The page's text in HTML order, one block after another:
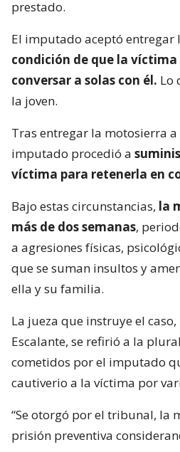
prestado.
El imputado aceptó entregar
condición de que la víctima
conversar a solas con él. Lo
la joven.
Tras entregar la motosierra a
imputado procedió a
víctima para retenerla en
Bajo estas circunstancias, la
más de dos semanas,
a agresiones físicas,
que se suman insultos y
ella y su familia.
La jueza que instruye el
Escalante, se refirió a la
cometidos por el imputado
cautiverio a la víctima por
“Se otorgó por el tribunal, la
prisión preventiva